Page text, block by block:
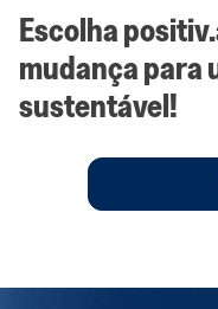
Escolha
mudança para
sustentável!